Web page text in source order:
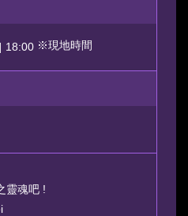
18:00 ※現地時間
靈魂吧 !